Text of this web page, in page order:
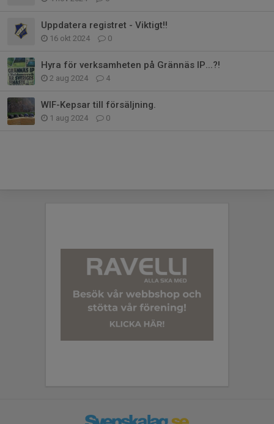
Uppdatera registret - Viktigt!!
16 okt 2024 0
Hyra för verksamheten på Grännäs IP...?!
2 aug 2024 4
WIF-Kepsar till försäljning.
1 aug 2024 0